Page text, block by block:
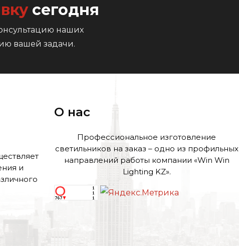
сегодня
наших
вашей задачи.
и
О нас
Профессиональное изготовление
светильников на заказ – одно из профильных
направлений работы компании «Win Win
Lighting KZ».